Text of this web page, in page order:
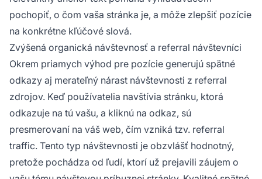
pochopiť, o čom vaša stránka je, a môže zlepšiť pozície
na konkrétne kľúčové slová.
Zvýšená organická návštevnosť a referral návštevníci
Okrem priamych výhod pre pozície generujú spätné
odkazy aj merateľný nárast návštevnosti z referral
zdrojov. Keď používatelia navštívia stránku, ktorá
odkazuje na tú vašu, a kliknú na odkaz, sú
presmerovaní na váš web, čím vzniká tzv. referral
traffic. Tento typ návštevnosti je obzvlášť hodnotný,
pretože pochádza od ľudí, ktorí už prejavili záujem o